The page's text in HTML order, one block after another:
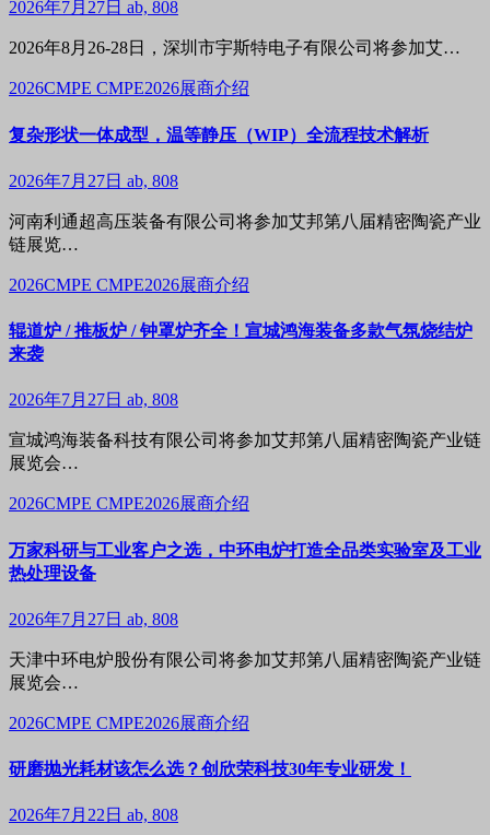
2026年7月27日 ab, 808
2026年8月26-28日，深圳市宇斯特电子有限公司将参加艾…
2026CMPE CMPE2026展商介绍
复杂形状一体成型，温等静压（WIP）全流程技术解析
2026年7月27日 ab, 808
河南利通超高压装备有限公司将参加艾邦第八届精密陶瓷产业
链展览…
2026CMPE CMPE2026展商介绍
辊道炉 / 推板炉 / 钟罩炉齐全！宣城鸿海装备多款气氛烧结炉
来袭
2026年7月27日 ab, 808
宣城鸿海装备科技有限公司将参加艾邦第八届精密陶瓷产业链
展览会…
2026CMPE CMPE2026展商介绍
万家科研与工业客户之选，中环电炉打造全品类实验室及工业
热处理设备
2026年7月27日 ab, 808
天津中环电炉股份有限公司将参加艾邦第八届精密陶瓷产业链
展览会…
2026CMPE CMPE2026展商介绍
研磨抛光耗材该怎么选？创欣荣科技30年专业研发！
2026年7月22日 ab, 808